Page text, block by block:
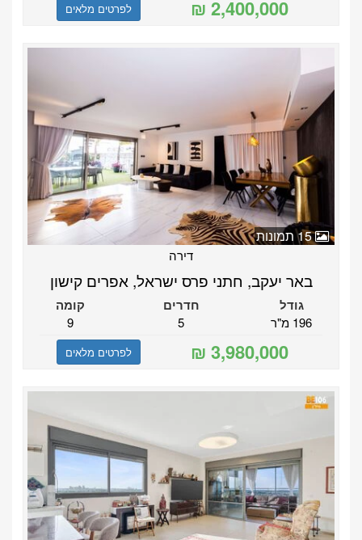
לפרטים מלאים
15 תמונות
דירה
באר יעקב, חתני פרס ישראל, אפרים קישון
גודל
196 מ"ר
חדרים
5
קומה
9
לפרטים מלאים